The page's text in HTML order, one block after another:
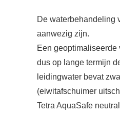
De waterbehandeling
aanwezig zijn.
Een
dus op lange termijn
leidingwater bevat
(eiwitafschuimer
Tetra AquaSafe